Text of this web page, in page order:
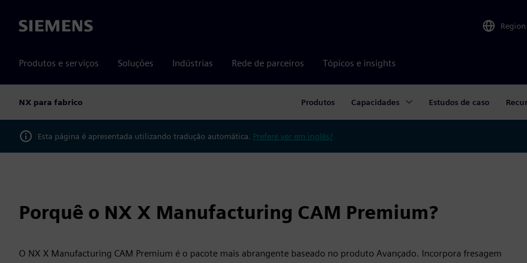
Siemens Region
Produtos e serviços Soluções Indústrias Rede de parceiros Tópicos e insights
NX para fabrico Produtos Capacidades Estudos de caso
Esta página é apresentada utilizando tradução automática. Prefere ver em inglês?
Porquê o NX X Manufacturing CAM Premium?
O NX X Manufacturing CAM Premium é o pacote mais abrangente baseado no produto Avançado. Incorpora fresagem